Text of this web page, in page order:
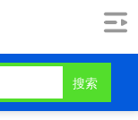
搜索